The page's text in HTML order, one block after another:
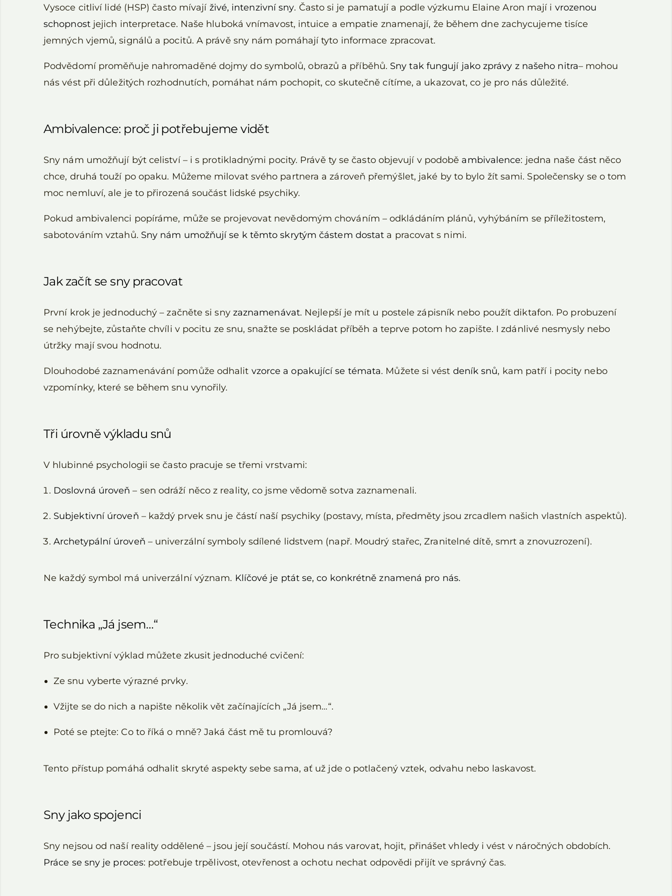
Vysoce citliví lidé (HSP) často mívají živé, intenzivní sny. Často si je pamatují a podle výzkumu Elaine Aron mají i vrozenou
schopnostjejich interpretace. Naše hluboká vnímavost, intuice a empatie znamenají, že během dne zachycujeme tisíce
jemných vjemů, signálů a pocitů. A právě sny nám pomáhají tyto informace zpracovat.
Podvědomí proměňuje nahromaděné dojmy do symbolů, obrazů a příběhů. Sny tak fungují jako zprávy z našeho nitra– mohou
nás vést při důležitých rozhodnutích, pomáhat nám pochopit, co skutečně cítíme, a ukazovat, co je pro nás důležité.
Ambivalence: proč ji potřebujeme vidět
Sny nám umožňují být celiství – i s protikladnými pocity. Právě ty se často objevují v podobě ambivalence: jedna naše část něco
chce, druhá touží po opaku. Můžeme milovat svého partnera a zároveň přemýšlet, jaké by to bylo žít sami. Společensky se o tom
moc nemluví, ale je to přirozená součást lidské psychiky.
Pokud ambivalenci popíráme, může se projevovat nevědomým chováním – odkládáním plánů, vyhýbáním se příležitostem,
sabotováním vztahů. Sny nám umožňují se k těmto skrytým částem dostat a pracovat s nimi.
Jak začít se sny pracovat
První krok je jednoduchý – začněte si sny zaznamenávat. Nejlepší je mít u postele zápisník nebo použít diktafon. Po probuzení
se nehýbejte, zůstaňte chvíli v pocitu ze snu, snažte se poskládat příběh a teprve potom ho zapište. I zdánlivé nesmysly nebo
útržky mají svou hodnotu.
Dlouhodobé zaznamenávání pomůže odhalit vzorce a opakující se témata. Můžete si vést deník snů, kam patří i pocity nebo
vzpomínky, které se během snu vynořily.
Tři úrovně výkladu snů
V hlubinné psychologii se často pracuje se třemi vrstvami:
Doslovná úroveň – sen odráží něco z reality, co jsme vědomě sotva zaznamenali.
Subjektivní úroveň – každý prvek snu je částí naší psychiky (postavy, místa, předměty jsou zrcadlem našich vlastních aspektů).
Archetypální úroveň – univerzální symboly sdílené lidstvem (např. Moudrý stařec, Zranitelné dítě, smrt a znovuzrození).
Ne každý symbol má univerzální význam. Klíčové je ptát se, co konkrétně znamená pro nás.
Technika „Já jsem…“
Pro subjektivní výklad můžete zkusit jednoduché cvičení:
Ze snu vyberte výrazné prvky.
Vžijte se do nich a napište několik vět začínajících „Já jsem…“.
Poté se ptejte: Co to říká o mně? Jaká část mě tu promlouvá?
Tento přístup pomáhá odhalit skryté aspekty sebe sama, ať už jde o potlačený vztek, odvahu nebo laskavost.
Sny jako spojenci
Sny nejsou od naší reality oddělené – jsou její součástí. Mohou nás varovat, hojit, přinášet vhledy i vést v náročných obdobích.
Práce se sny je proces: potřebuje trpělivost, otevřenost a ochotu nechat odpovědi přijít ve správný čas.